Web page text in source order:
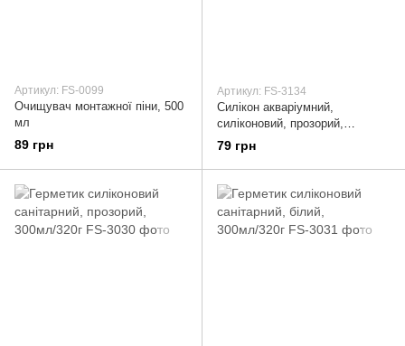
Артикул: FS-0099
Очищувач монтажної піни, 500
мл
89 грн
Артикул: FS-3134
Силікон акваріумний,
силіконовий, прозорий,
нетоксичний, 300мл/340г
79 грн